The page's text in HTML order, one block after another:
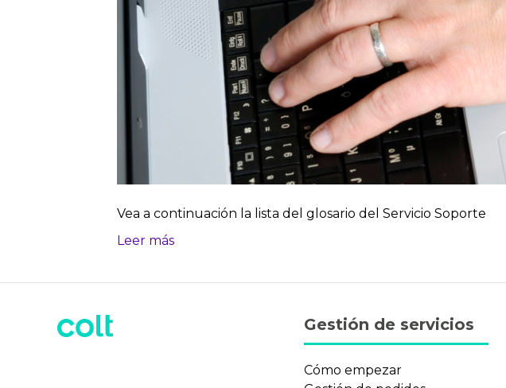
Vea a continuación la lista del glosario del Servicio Soporte
Leer más
Gestión de servicios
Cómo empezar